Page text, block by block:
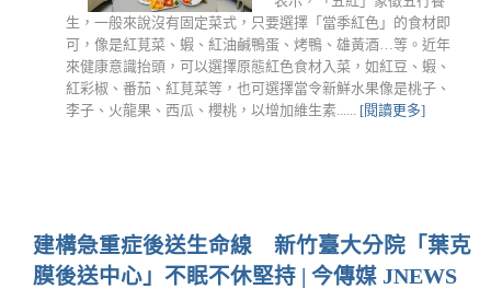
生，一般來說沒有固定菜式，只要選擇「當季紅色」的食材即
可，像是紅莧菜、蝦、紅油鹹鴨蛋、烤鴨、雄黃酒…等。近年
來健康意識抬頭，可以選擇原態紅色食材入菜，如紅豆、蝦、
紅彩椒、番茄、紅莧菜等，也可選擇當令新鮮水果像是桃子、
李子、火龍果、西瓜、櫻桃，以增加維生素...... [閱讀更多]
建構急重症後送生命線 新竹臺大分院「葉克
膜後送中心」不眠不休堅持 | 今傳媒 JNEWS